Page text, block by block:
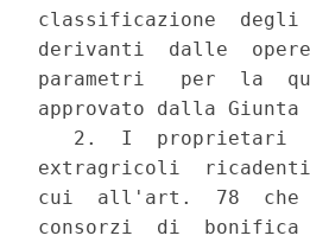
classificazione
derivanti  dalle
parametri   per  la
approvato dalla Giunta
2.  I  proprietari
extragricoli
cui  all'art.  78  che
consorzi  di  bonifica